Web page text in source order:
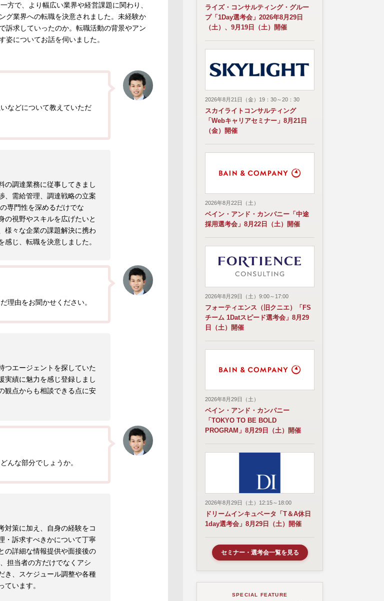
方で、より幅広い業界や経営課題に関わり、
グ業界への転職を決意されました。未経験か
訴求していったのか。転職活動の背景やアン
についてお話を伺いました。
などについて教えていただ
の調達業務に従事してきまし
、需給管理、調達戦略の立案
専門性を深めるだけでな
の視野やスキルを広げたいと
様々な企業の課題解決に携わ
じ、転職を決意しました。
理由をお聞かせください。
つエージェントを探していた
実績に魅力を感じ登録しまし
観点からも相談できる点に安
んな部分でしょうか。
対策に加え、自身の経験をコ
・訴求すべきかについて丁寧
の詳細な情報提供や面接後の
担当者の方だけでなくアシ
き、スケジュール調整や各種
います。
ライズ・コンサルティング・グルー
プ「1Day選考会」2026年8月29日
（土）、9月19日（土）開催
2026年8月21日（金）19：30～20：30
スカイライトコンサルティング
「Webキャリアセミナー」8月21日
（金）開催
2026年8月22日（土）
ベイン・アンド・カンパニー「中途
採用選考会」8月22日（土）開催
2026年8月29日（土）9:00～17:00
フォーティエンス（旧クニエ）「FS
チーム 1Datスピード選考会」8月29
日（土）開催
2026年8月29日（土）
ベイン・アンド・カンパニー
「TOKYO TO BE BOLD
PROGRAM」8月29日（土）開催
2026年8月29日（土）12:15～18:00
ドリームインキュベータ「T＆A休日
1day選考会」8月29日（土）開催
セミナー・選考会一覧を見る
SPECIAL FEATURE